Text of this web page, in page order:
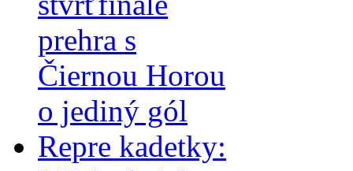
prehra s
Čiernou Horou
o jediný gól
Repre kadetky: